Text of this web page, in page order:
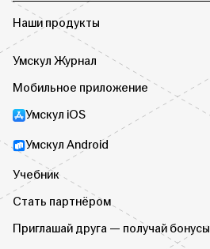
Наши продукты
Умскул Журнал
Мобильное приложение
Умскул iOS
Умскул Android
Учебник
Стать партнёром
Приглашай друга — получай бонусы